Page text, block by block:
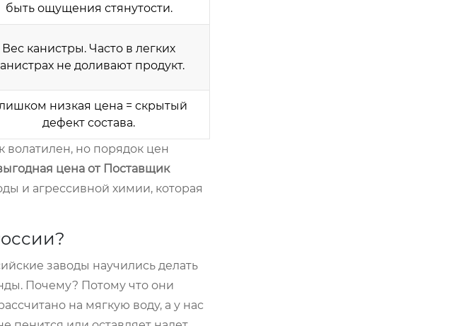
быть ощущения стянутости.
Вес канистры. Часто в легких
не доливают продукт.
низкая цена = скрытый
дефект состава.
но порядок цен
цена от Поставщик
и агрессивной химии, которая
заводы научились делать
Почему? Потому что они
на мягкую воду, а у нас